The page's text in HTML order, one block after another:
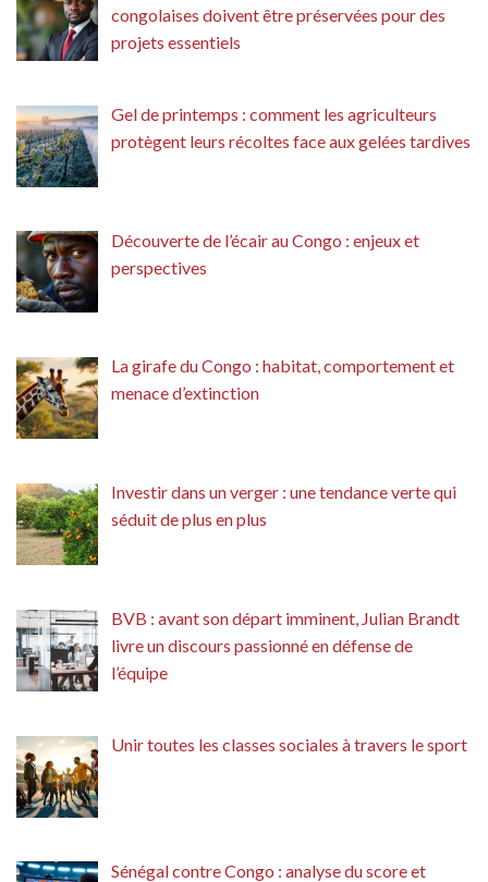
congolaises doivent être préservées pour des
projets essentiels
Gel de printemps : comment les agriculteurs
protègent leurs récoltes face aux gelées tardives
Découverte de l’écair au Congo : enjeux et
perspectives
La girafe du Congo : habitat, comportement et
menace d’extinction
Investir dans un verger : une tendance verte qui
séduit de plus en plus
BVB : avant son départ imminent, Julian Brandt
livre un discours passionné en défense de
l’équipe
Unir toutes les classes sociales à travers le sport
Sénégal contre Congo : analyse du score et